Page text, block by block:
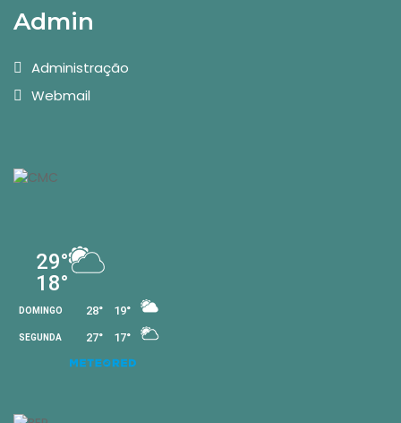
Admin
Administração
Webmail